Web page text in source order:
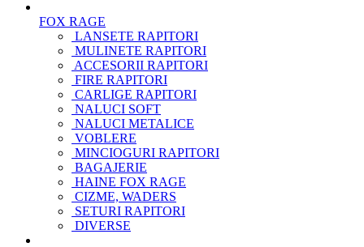
FOX RAGE
LANSETE RAPITORI
MULINETE RAPITORI
ACCESORII RAPITORI
FIRE RAPITORI
CARLIGE RAPITORI
NALUCI SOFT
NALUCI METALICE
VOBLERE
MINCIOGURI RAPITORI
BAGAJERIE
HAINE FOX RAGE
CIZME, WADERS
SETURI RAPITORI
DIVERSE